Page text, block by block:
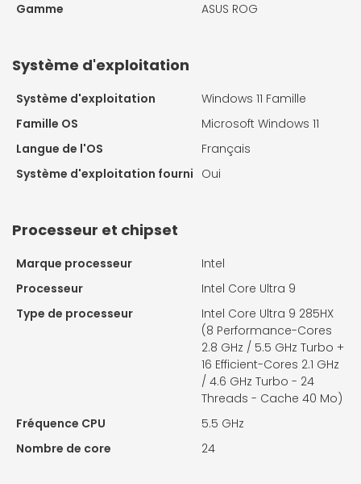
Gamme
ASUS ROG
Système d'exploitation
Système d'exploitation
Windows 11 Famille
Famille OS
Microsoft Windows 11
Langue de l'OS
Français
Système d'exploitation fourni Oui
Processeur et chipset
Marque processeur
Intel
Processeur
Intel Core Ultra 9
Type de processeur
Intel Core Ultra 9 285HX
(8 Performance-Cores
2.8 GHz / 5.5 GHz Turbo +
16 Efficient-Cores 2.1 GHz
/ 4.6 GHz Turbo - 24
Threads - Cache 40 Mo)
Fréquence CPU
5.5 GHz
Nombre de core
24